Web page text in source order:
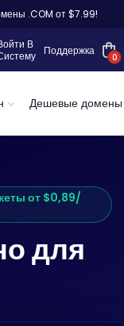
.COM от $7.99!
В
Поддержка
0
Дешевые домены
от $0,89/
для